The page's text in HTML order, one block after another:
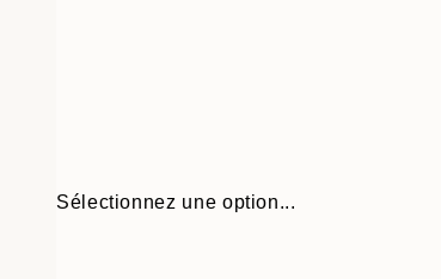
Sélectionnez une option...